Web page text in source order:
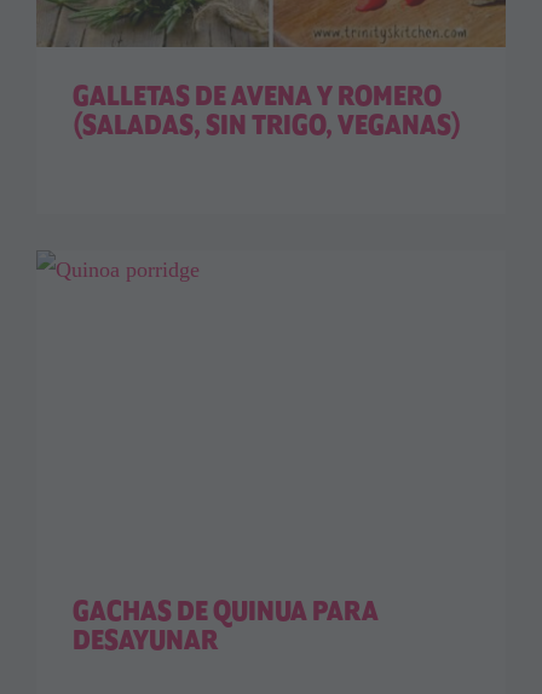
GALLETAS DE AVENA Y ROMERO
(SALADAS, SIN TRIGO, VEGANAS)
GACHAS DE QUINUA PARA
DESAYUNAR